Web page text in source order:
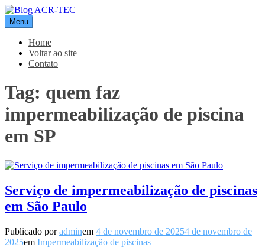
Pular
para
o
conteúdo
Blog ACR-TEC
Menu
Home
Voltar ao site
Contato
Tag: quem faz
impermeabilização de piscina
em SP
Serviço de impermeabilização de piscinas
em São Paulo
Publicado poradminem 4 de novembro de 20254 de novembro de
2025em Impermeabilização de piscinas